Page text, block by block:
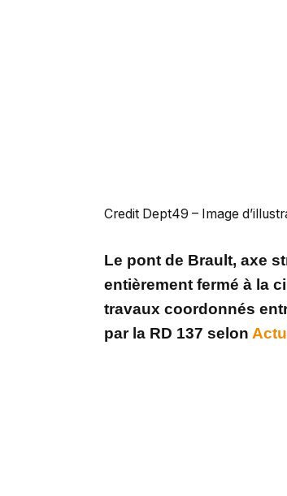
Credit Dept49 – Image
Le pont de Brault, axe
entièrement fermé à la
travaux coordonnés
par la RD 137 selon